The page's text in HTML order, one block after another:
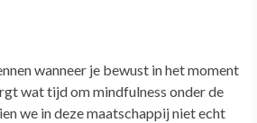
wanneer je bewust in het moment
wat tijd om mindfulness onder de
we in deze maatschappij niet echt